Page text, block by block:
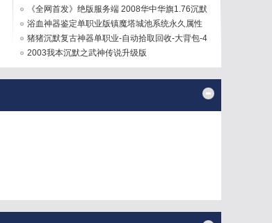
擎] ...
《全网首发》绝版服务端 2008华中华旗1.76沉默
商业版 ...
浴血神器鉴定单职业版镇魔塔城池系统永久属性
[GOM引擎 ...
猪猪沉默复古神器单职业-自动拾取回收-大背包-4
大陆 ...
2003我本沉默之武神传说升级版